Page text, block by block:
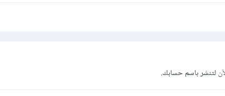
لتنشر باسم حسابك.